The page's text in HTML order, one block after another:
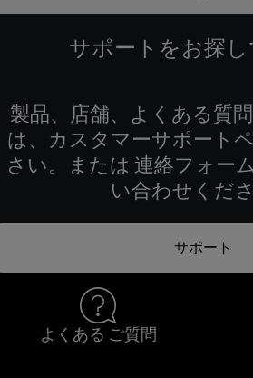
サポートをお探し
製品、店舗、よくある質
は、カスタマーサポート
さい。または 連絡フォー
い合わせくださ
サポート
よくある ご質問